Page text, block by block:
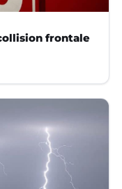
frontale